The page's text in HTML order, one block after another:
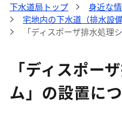
下水道局トップ
身近な
宅地内の下水道（排水設備
「ディスポーザ排水処理
「ディスポー
ム」の設置に